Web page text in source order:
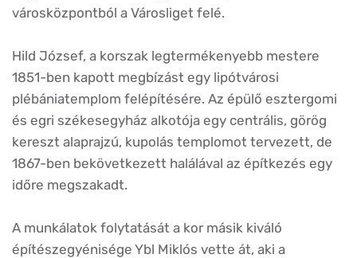
városközpontból a Városliget felé.
Hild József, a korszak legtermékenyebb mestere
1851-ben kapott megbízást egy lipótvárosi
plébániatemplom felépítésére. Az épülő esztergomi
és egri székesegyház alkotója egy centrális, görög
kereszt alaprajzú, kupolás templomot tervezett, de
1867-ben bekövetkezett halálával az építkezés egy
időre megszakadt.
A munkálatok folytatását a kor másik kiváló
építészegyénisége Ybl Miklós vette át, aki a